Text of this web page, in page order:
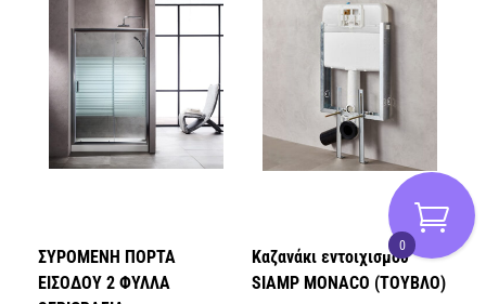
ΣΥΡΟΜΕΝΗ ΠΟΡΤΑ
ΕΙΣΟΔΟΥ 2 ΦΥΛΛΑ
Καζανάκι εντοιχισμού
SIAMP MONACO (ΤΟΥΒΛΟ)
0